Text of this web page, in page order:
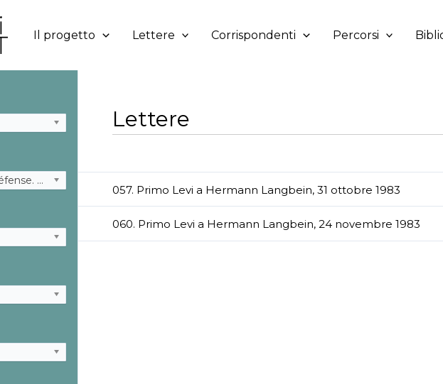
Il progetto Lettere Corrispondenti Percorsi
Robert Faurisson, Mémoire en défense. Contre ceux qui m’accusent de falsifier l’histoire. La question des chambres à gaz (La Vieille Taupe 1980)
Lettere
057. Primo Levi a Hermann Langbein, 31 ottobre 1983
060. Primo Levi a Hermann Langbein, 24 novembre 1983